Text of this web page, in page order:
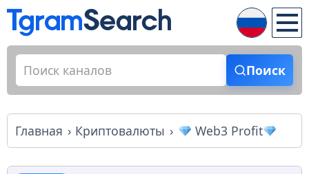
Поиск
Главная Криптовалюты Web3 Profit